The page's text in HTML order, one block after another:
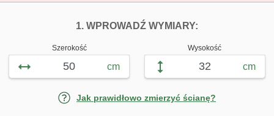
1. WPROWADŹ WYMIARY:
Szerokość
cm
Wysokość
cm
Jak prawidłowo zmierzyć ścianę?